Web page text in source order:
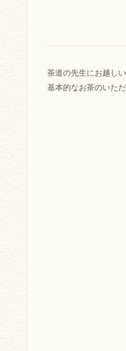
茶道の先生にお越し
基本的なお茶のいた